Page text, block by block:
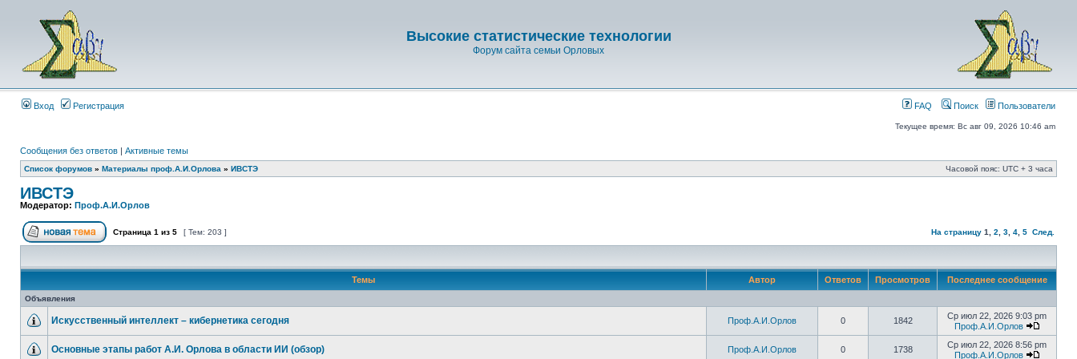
Высокие статистические технологии
Форум сайта семьи Орловых
Вход Регистрация FAQ Поиск Пользователи
Текущее время: Вс авг 09, 2026 10:46 am
Сообщения без ответов | Активные темы
Список форумов » Материалы проф.А.И.Орлова » ИВСТЭ Часовой пояс: UTC + 3 часа
ИВСТЭ
Модератор: Проф.А.И.Орлов
Страница 1 из 5 [ Тем: 203 ] На страницу 1 2 3 4 5 След.
Темы Автор Ответов Просмотров Последнее сообщение
Объявления
Искусственный интеллект – кибернетика сегодня Проф.А.И.Орлов 0 1842
Ср июл 22, 2026 9:03 pm
Проф.А.И.Орлов
Основные этапы работ А.И. Орлова в области ИИ (обзор) Проф.А.И.Орлов 0 1738
Ср июл 22, 2026 8:56 pm
Проф.А.И.Орлов